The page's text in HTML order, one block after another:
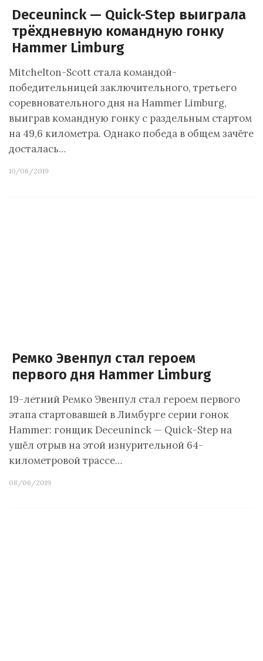
Deceuninck — Quick-Step выиграла
трёхдневную командную гонку
Hammer Limburg
Mitchelton-Scott стала командой-
победительницей заключительного, третьего
соревновательного дня на Hammer Limburg,
выиграв командную гонку с раздельным стартом
на 49,6 километра. Однако победа в общем зачёте
досталась…
10/06/2019
Ремко Эвенпул стал героем
первого дня Hammer Limburg
19-летний Ремко Эвенпул стал героем первого
этапа стартовавшей в Лимбурге серии гонок
Hammer: гонщик Deceuninck — Quick-Step на
ушёл отрыв на этой изнурительной 64-
километровой трассе…
08/06/2019